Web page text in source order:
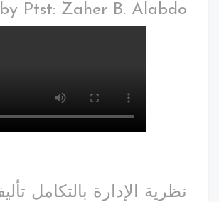
by Ptst: Zaher B. Alabdo
نظرية الإدارة بالتكامل